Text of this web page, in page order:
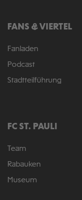
FANS & VIERTEL
Fanladen
Podcast
Stadtteilführung
FC ST. PAULI
Team
Rabauken
Museum